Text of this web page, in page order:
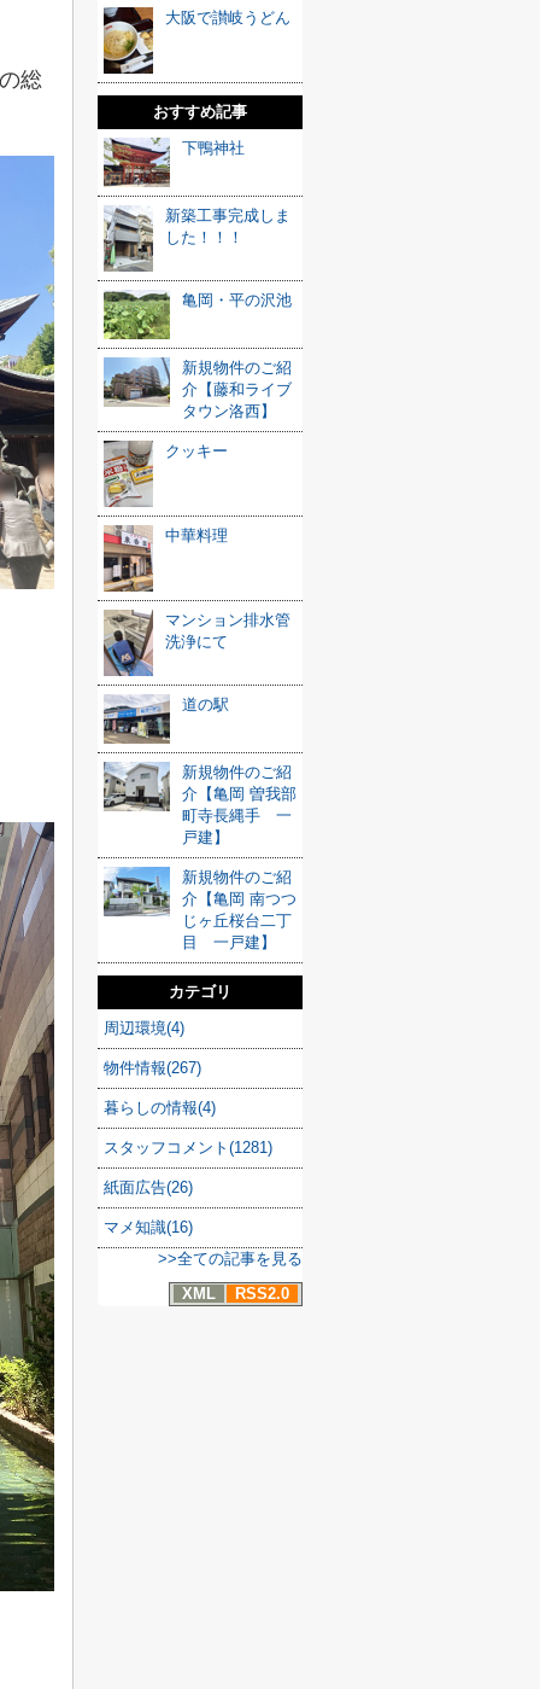
総
大阪で讃岐うどん
おすすめ記事
下鴨神社
新築工事完成しま
した！！！
亀岡・平の沢池
新規物件のご紹
介【藤和ライブ
タウン洛西】
クッキー
中華料理
マンション排水管
洗浄にて
道の駅
新規物件のご紹
介【亀岡 曽我部
町寺長縄手 一
戸建】
新規物件のご紹
介【亀岡 南つつ
じヶ丘桜台二丁
目 一戸建】
カテゴリ
周辺環境(4)
物件情報(267)
暮らしの情報(4)
スタッフコメント(1281)
紙面広告(26)
マメ知識(16)
>>全ての記事を見る
XML
RSS2.0